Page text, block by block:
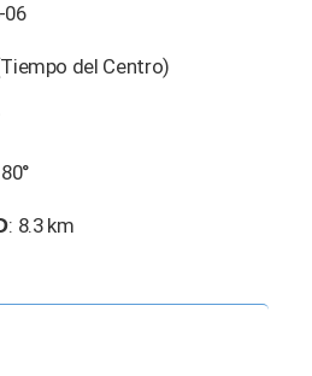
06
del Centro)
: 8.3 km